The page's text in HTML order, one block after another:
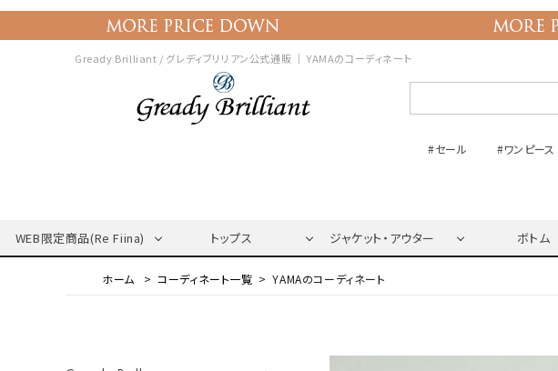
Gready Brilliant / グレディブリリアン公式通販 ｜YAMAのコーディネート
#セール #ワンピース
WEB限定商品(Re Fiina) トップス ジャケット・アウター ボトム
コーディネート一覧 YAMAのコーディネート